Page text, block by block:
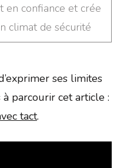
en confiance et crée
climat de sécurité
ses limites
à parcourir cet article :
tact.